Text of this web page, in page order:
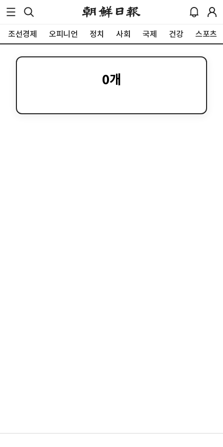
조선경제 오피니언 정치 사회 국제 건강 스포츠
0개